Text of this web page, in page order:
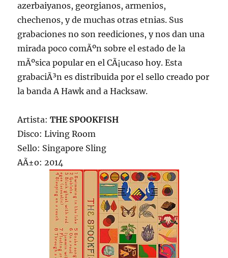
azerbaiyanos, georgianos, armenios,
chechenos, y de muchas otras etnias. Sus
grabaciones no son reediciones, y nos dan una
mirada poco comÃºn sobre el estado de la
mÃºsica popular en el CÃ¡ucaso hoy. Esta
grabaciÃ³n es distribuida por el sello creado por
la banda A Hawk and a Hacksaw.
Artista:THE SPOOKFISH
Disco: Living Room
Sello: Singapore Sling
AÃ±o: 2014